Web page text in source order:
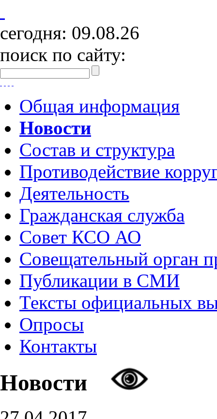
сегодня: 09.08.26
поиск по сайту:
Общая информация
Новости
Состав и структура
Противодействие
Деятельность
Гражданская служба
Совет КСО АО
Совещательный орган
Публикации в СМИ
Тексты официальных
Опросы
Контакты
Новости